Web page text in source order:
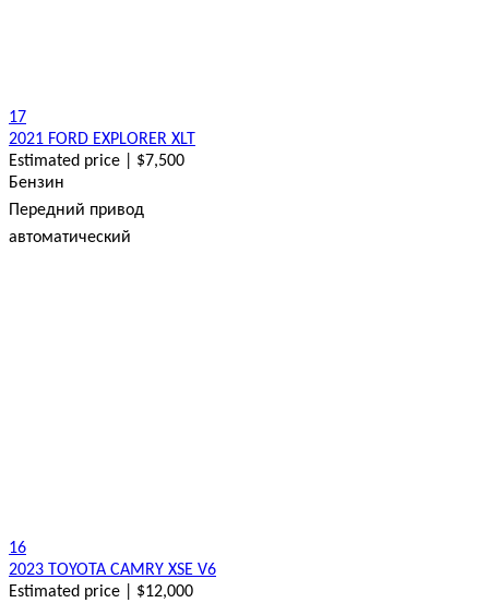
17
2021 FORD EXPLORER XLT
Estimated price | $7,500
Бензин
Передний привод
автоматический
16
2023 TOYOTA CAMRY XSE V6
Estimated price | $12,000